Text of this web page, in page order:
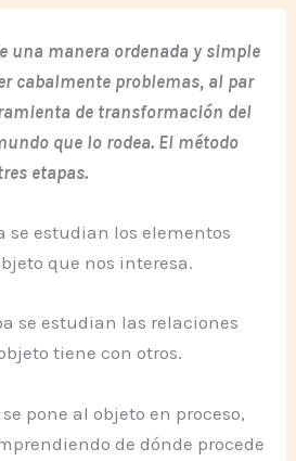
una manera ordenada y simple
cabalmente problemas, al par
de transformación del
que lo rodea. El método
etapas.
se estudian los elementos
que nos interesa.
se estudian las relaciones
tiene con otros.
pone al objeto en proceso,
de dónde procede